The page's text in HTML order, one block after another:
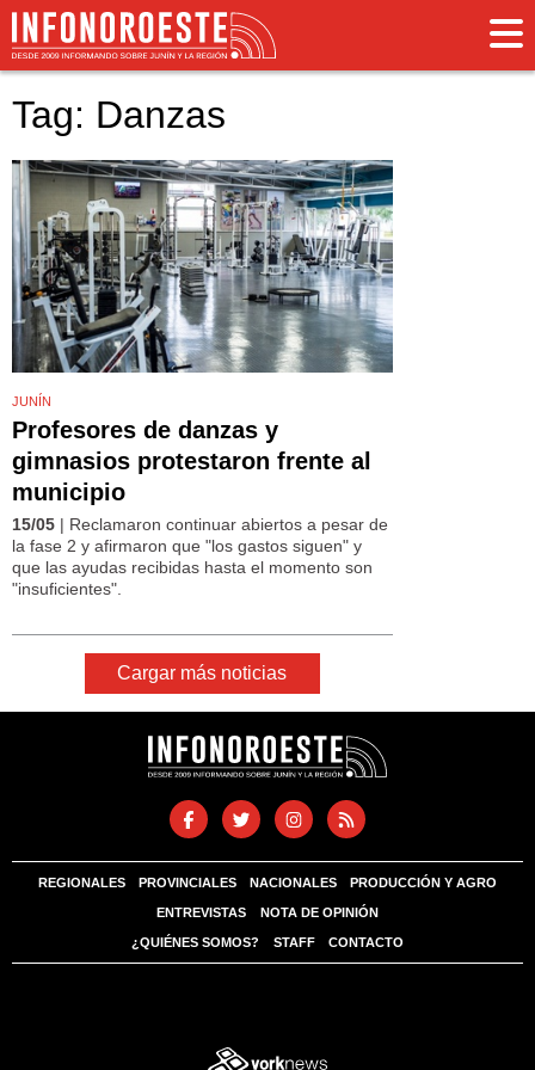
Tag: Danzas
JUNÍN
Profesores de danzas y
gimnasios protestaron frente al
municipio
15/05 | Reclamaron continuar abiertos a pesar de
la fase 2 y afirmaron que "los gastos siguen" y
que las ayudas recibidas hasta el momento son
"insuficientes".
Cargar más noticias
REGIONALES PROVINCIALES NACIONALES PRODUCCIÓN Y AGRO
ENTREVISTAS NOTA DE OPINIÓN
¿QUIÉNES SOMOS? STAFF CONTACTO